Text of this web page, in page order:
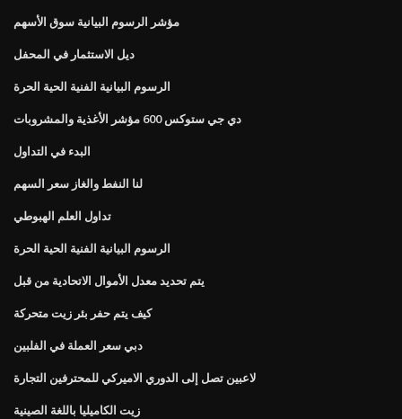
مؤشر الرسوم البيانية سوق الأسهم
ديل الاستثمار في المحفل
الرسوم البيانية الفنية الحية الحرة
دي جي ستوكس 600 مؤشر الأغذية والمشروبات
البدء في التداول
لنا النفط والغاز سعر السهم
تداول العلم الهبوطي
الرسوم البيانية الفنية الحية الحرة
يتم تحديد معدل الأموال الاتحادية من قبل
كيف يتم حفر بئر زيت متحركة
دبي سعر العملة في الفلبين
لاعبين تصل إلى الدوري الاميركي للمحترفين التجارة
زيت الكاميليا باللغة الصينية